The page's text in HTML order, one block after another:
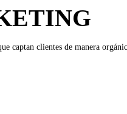
captan clientes de manera